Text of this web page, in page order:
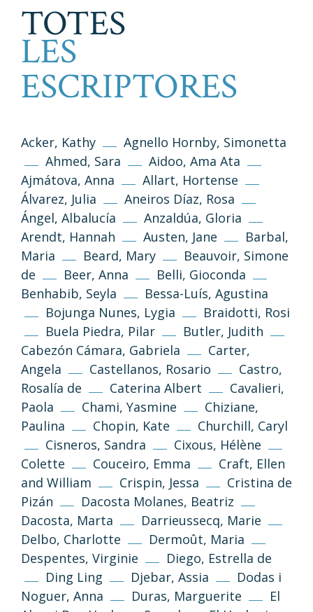
TOTES
LES
ESCRIPTORES
Acker, Kathy
Agnello Hornby, Simonetta
Ahmed, Sara
Aidoo, Ama Ata
Ajmátova, Anna
Allart, Hortense
Álvarez, Julia
Aneiros Díaz, Rosa
Ángel, Albalucía
Anzaldúa, Gloria
Arendt, Hannah
Austen, Jane
Barbal,
Maria
Beard, Mary
Beauvoir, Simone
de
Beer, Anna
Belli, Gioconda
Benhabib, Seyla
Bessa-Luís, Agustina
Bojunga Nunes, Lygia
Braidotti, Rosi
Buela Piedra, Pilar
Butler, Judith
Cabezón Cámara, Gabriela
Carter,
Angela
Castellanos, Rosario
Castro,
Rosalía de
Caterina Albert
Cavalieri,
Paola
Chami, Yasmine
Chiziane,
Paulina
Chopin, Kate
Churchill, Caryl
Cisneros, Sandra
Cixous, Hélène
Colette
Couceiro, Emma
Craft, Ellen
and William
Crispin, Jessa
Cristina de
Pizán
Dacosta Molanes, Beatriz
Dacosta, Marta
Darrieussecq, Marie
Delbo, Charlotte
Dermoût, Maria
Despentes, Virginie
Diego, Estrella de
Ding Ling
Djebar, Assia
Dodas i
Noguer, Anna
Duras, Marguerite
El